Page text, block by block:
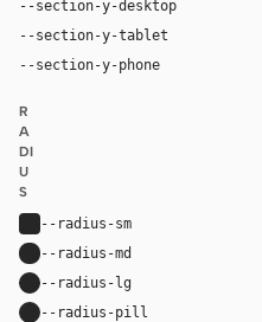
--section-y-desktop
--section-y-tablet
--section-y-phone
R
A
DI
U
S
--radius-sm
--radius-md
--radius-lg
--radius-pill